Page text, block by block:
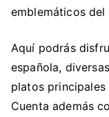
emblemáticos del
Aquí podrás
española,
platos principales
Cuenta además